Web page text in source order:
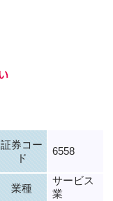
証券コー
ド
6558
業種
サービス
業